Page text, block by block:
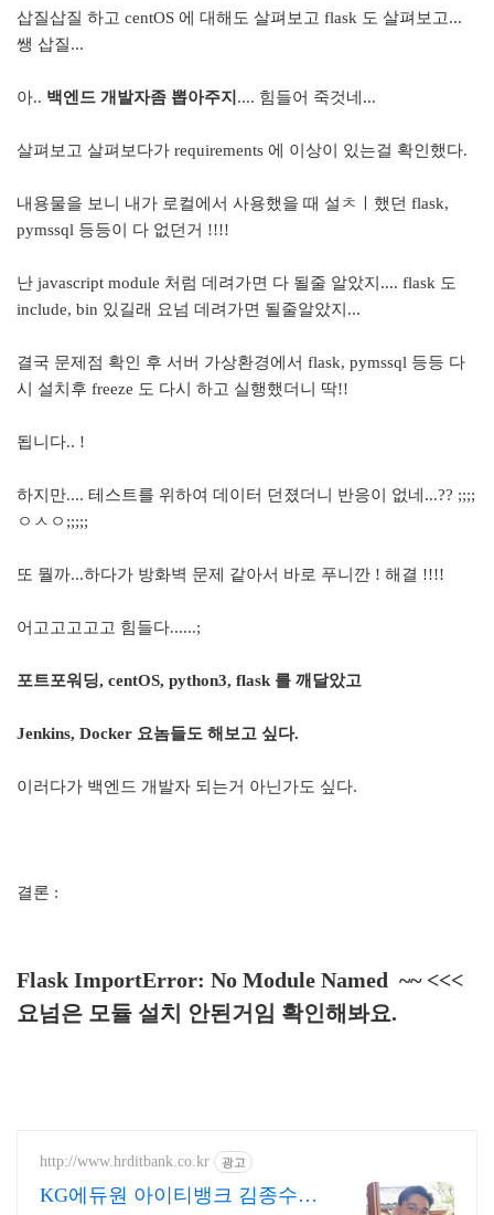
삽질삽질 하고 centOS 에 대해도 살펴보고 flask 도 살펴보고...
쌩 삽질...
아.. 백엔드 개발자좀 뽑아주지 .... 힘들어 죽것네...
살펴보고 살펴보다가 requirements 에 이상이 있는걸 확인했다.
내용물을 보니 내가 로컬에서 사용했을 때 설ㅊㅣ했던 flask,
pymssql 등등이 다 없던거 !!!!
난 javascript module 처럼 데려가면 다 될줄 알았지.... flask 도
include, bin 있길래 요넘 데려가면 될줄알았지...
결국 문제점 확인 후 서버 가상환경에서 flask, pymssql 등등 다
시 설치후 freeze 도 다시 하고 실행했더니 딱!!
됩니다.. !
하지만.... 테스트를 위하여 데이터 던졌더니 반응이 없네...?? ;;;;
ㅇㅅㅇ;;;;;
또 뭘까...하다가 방화벽 문제 같아서 바로 푸니깐 ! 해결 !!!!
어고고고고고 힘들다......;
포트포워딩, centOS, python3, flask 를 깨달았고
Jenkins, Docker 요놈들도 해보고 싶다.
이러다가 백엔드 개발자 되는거 아닌가도 싶다.
결론 :
Flask ImportError: No Module Named ~~ <<<
요넘은 모듈 설치 안된거임 확인해봐요.
http://www.hrditbank.co.kr 광고
KG에듀원 아이티뱅크 김종수